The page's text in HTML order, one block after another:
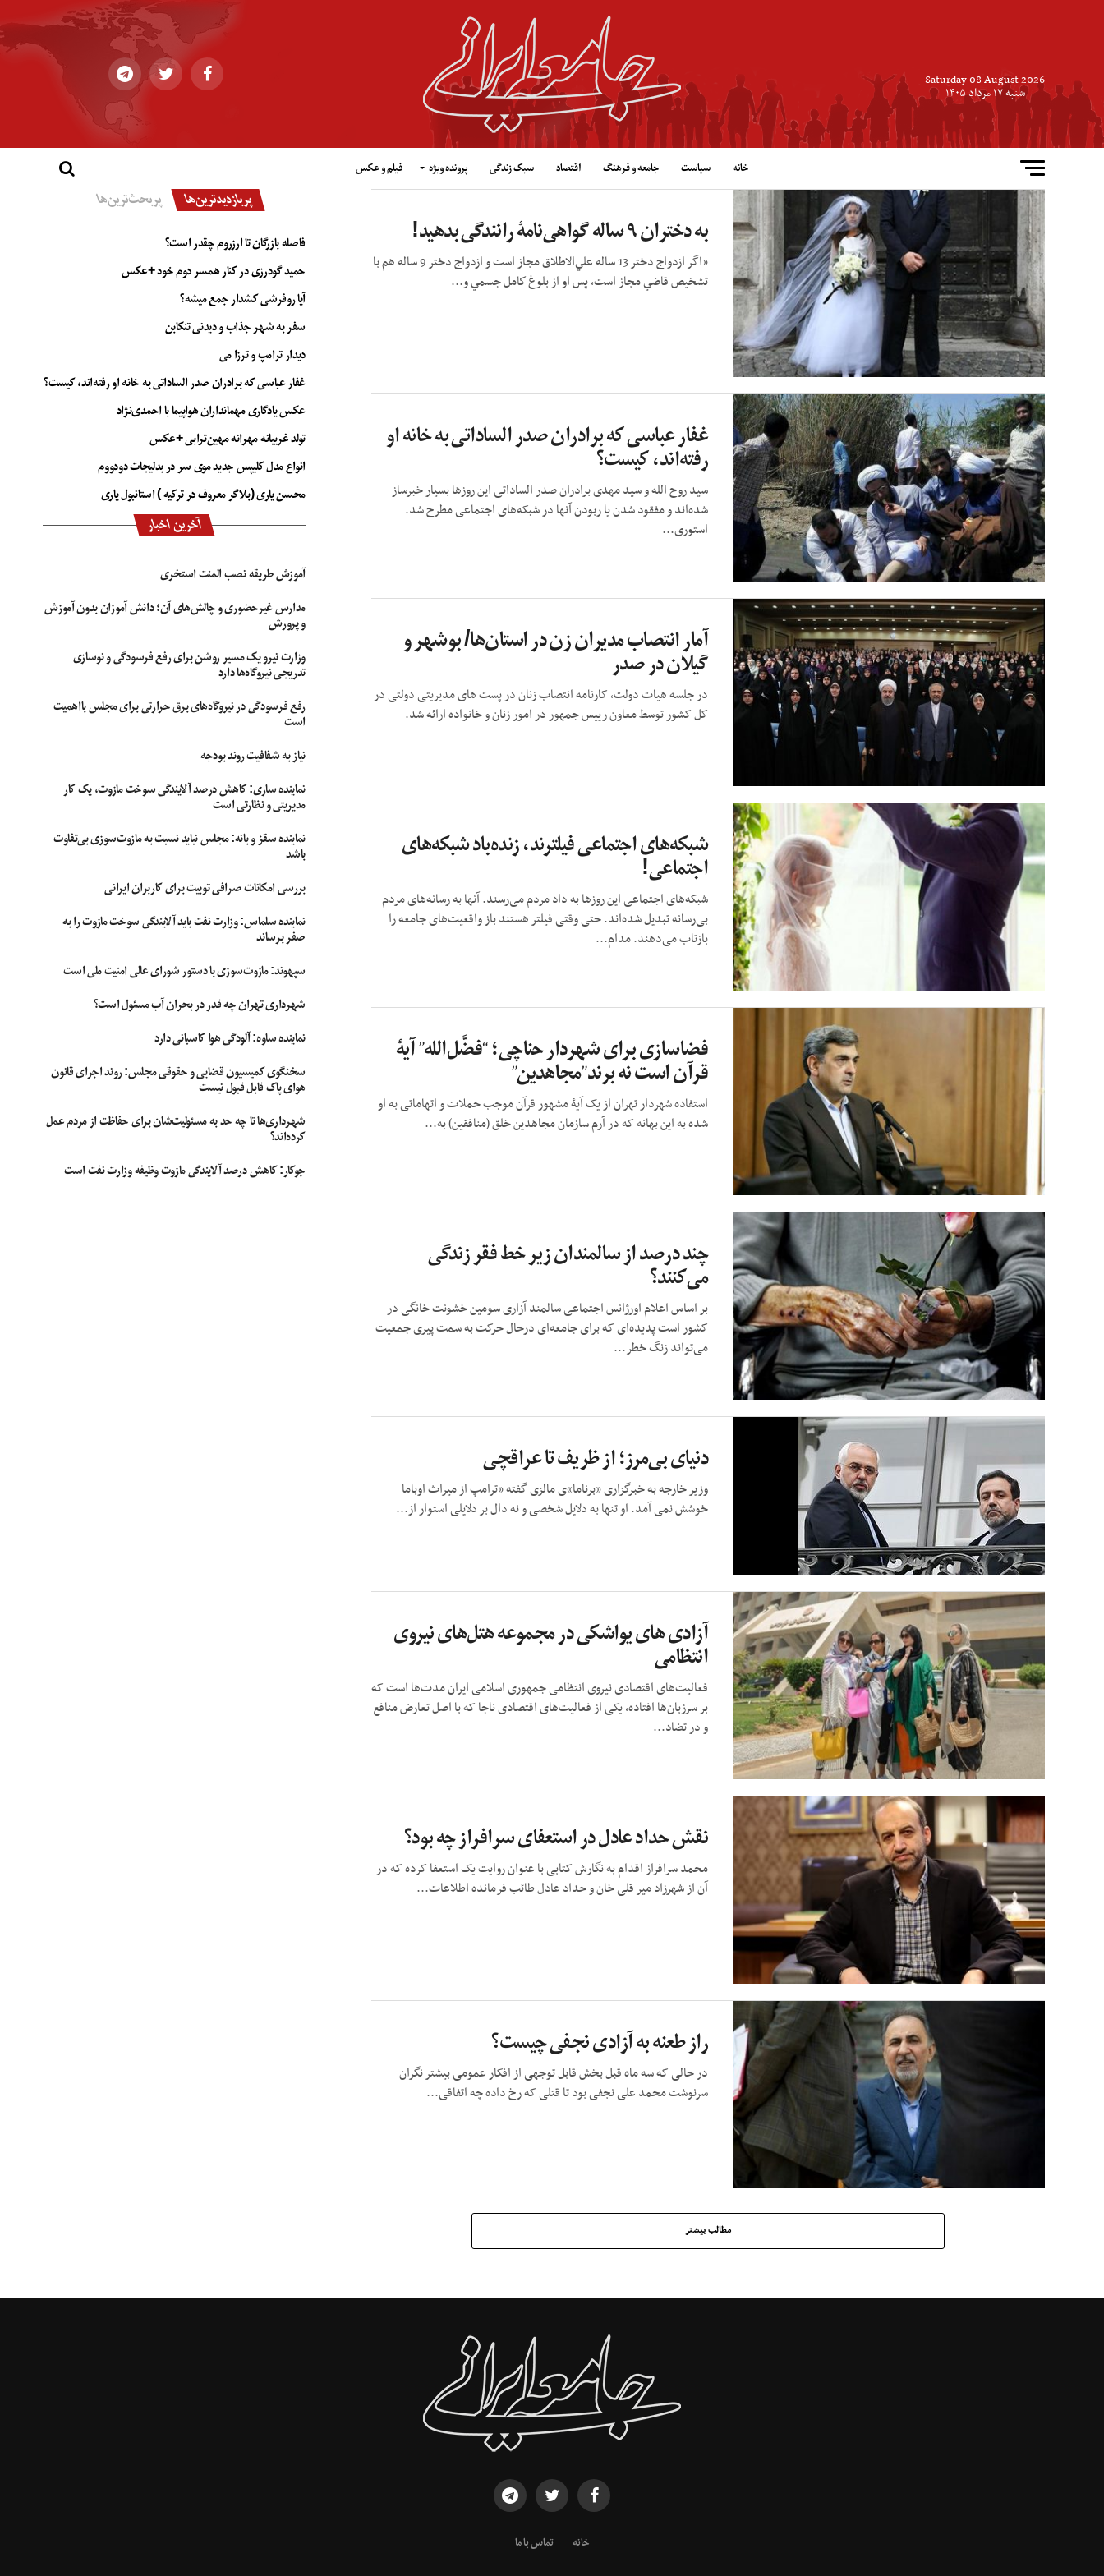
Saturday 08 August 2026
شنبه ۱۷ مرداد ۱۴۰۵
خانه سیاست جامعه و فرهنگ اقتصاد سبک زندگی پرونده ویژه فیلم و عکس
به دختران ۹ ساله گواهی‌نامۀ رانندگی بدهید!
«اگر ازدواج دختر 13 ساله علي‌‌الاطلاق مجاز است و ازدواج دختر 9 ساله هم با
تشخيص قاضي مجاز است، پس او از بلوغ كامل جسمي و...
غفار عباسی که برادران صدر الساداتی به خانه او
رفته‌اند، کیست؟
سید روح الله و سید مهدی برادران صدر الساداتی این روزها بسیار خبرساز
شده‌اند و مفقود شدن یا ربودن آنها در شبکه‌های اجتماعی مطرح شد.
استوری...
آمار انتصاب مدیران زن در استان‌ها/ بوشهر و
گیلان در صدر
در جلسه هیات دولت، کارنامه انتصاب زنان در پست های مدیریتی دولتی در
کل کشور توسط معاون رییس جمهور در امور زنان و خانواده ارائه شد.
شبکه‌های اجتماعی فیلترند، زنده‌باد شبکه‌های
اجتماعی!
شبکه‌های اجتماعی این روزها به داد مردم می‌رسند. آنها به رسانه‌های مردم
بی‌رسانه تبدیل شده‌اند. حتی وقتی فیلتر هستند باز واقعیت‌های جامعه را
بازتاب می‌دهند. مدام...
فضاسازی برای شهردار حناچی؛ “فضَّل‌الله” آیۀ
قرآن است نه برند”مجاهدین”
استفاده شهردار تهران از یک آیۀ مشهور قرآن موجب حملات و اتهاماتی به او
شده به این بهانه که در آرم سازمان مجاهدین خلق (منافقین) به...
چند درصد از سالمندان زیر خط فقر زندگی
می‌کنند؟
بر اساس اعلام اورژانس اجتماعی سالمند آزاری سومین خشونت خانگی در
کشور است پدیده‌ای که برای جامعه‌ای درحال حرکت به سمت پیری جمعیت
می‌تواند زنگ خطر...
دنیای بی‌مرز؛ از ظریف تا عراقچی
وزیر خارجه به خبرگزاری «برناما»ی مالزی گفته «ترامپ از میراث اوباما
خوشش نمی آمد. او تنها به دلایل شخصی و نه دال بر دلایلی استوار از...
آزادی های یواشکی در مجموعه هتل‌های نیروی
انتظامی
فعالیت‌های اقتصادی نیروی انتظامی جمهوری اسلامی ایران مدت‌ها است که
بر سرزبان‌ها افتاده، یکی از فعالیت‌های اقتصادی ناجا که با اصل تعارض منافع
و در تضاد...
نقش حداد عادل در استعفای سرافراز چه بود؟
محمد سرافراز اقدام به نگارش کتابی با عنوان روایت یک استعفا کرده که در
آن از شهرزاد میر قلی خان و حداد عادل طائب فرمانده اطلاعات...
راز طعنه به آزادی نجفی چیست؟
در حالی که سه ماه قبل بخش قابل توجهی از افکار عمومی بیشتر نگران
سرنوشت محمد علی نجفی بود تا قتلی که رخ داده چه اتفاقی...
مطالب بیشتر
پربازدیدترین‌ها پربحث‌ترین‌ها
فاصله بازرگان تا ارزروم چقدر است؟
حمید گودرزی در کنار همسر دوم خود +عکس
آیا روفرشی کشدار جمع میشه؟
سفر به شهر جذاب و دیدنی تنکابن
دیدار ترامپ و ترزا می
غفار عباسی که برادران صدر الساداتی به خانه او رفته‌اند، کیست؟
عکس یادگاری مهمانداران هواپیما با احمدی‌نژاد
تولد غریبانه مهرانه مهین‌ترابی +عکس
انواع مدل کلیپس جدید موی سر در بدلیجات دودووم
محسن یاری (بلاگر معروف در ترکیه ) استانبول یاری
آخرین اخبار
آموزش طریقه نصب المنت استخری
مدارس غیرحضوری و چالش‌های آن؛ دانش آموزان بدون آموزش
و پرورش
وزارت نیرو یک مسیر روشن برای رفع فرسودگی و نوسازی
تدریجی نیروگاه‌ها دارد
رفع فرسودگی در نیروگاه‌های برق حرارتی برای مجلس بااهمیت
است
نیاز به شفافیت روند بودجه
نماینده ساری: کاهش درصد آلایندگی سوخت مازوت، یک کار
مدیریتی و نظارتی است
نماینده سقز و بانه: مجلس نباید نسبت به مازوت‌سوزی بی‌تفاوت
باشد
بررسی امکانات صرافی توبیت برای کاربران ایرانی
نماینده سلماس: وزارت نفت باید آلایندگی سوخت مازوت را به
صفر برساند
سپهوند:‌ مازوت‌سوزی با دستور شورای عالی امنیت ملی است
شهرداری تهران چه قدر در بحران آب مسئول است؟
نماینده ساوه: آلودگی هوا کاسبانی دارد
سخنگوی کمیسیون قضایی و حقوقی مجلس: روند اجرای قانون
هوای پاک قابل قبول نیست
شهرداری‌ها تا چه حد به مسئولیت‌شان برای حفاظت از مردم عمل
کرده‌اند؟
جوکار: کاهش درصد آلایندگی مازوت وظیفه وزارت نفت است
خانه تماس با ما